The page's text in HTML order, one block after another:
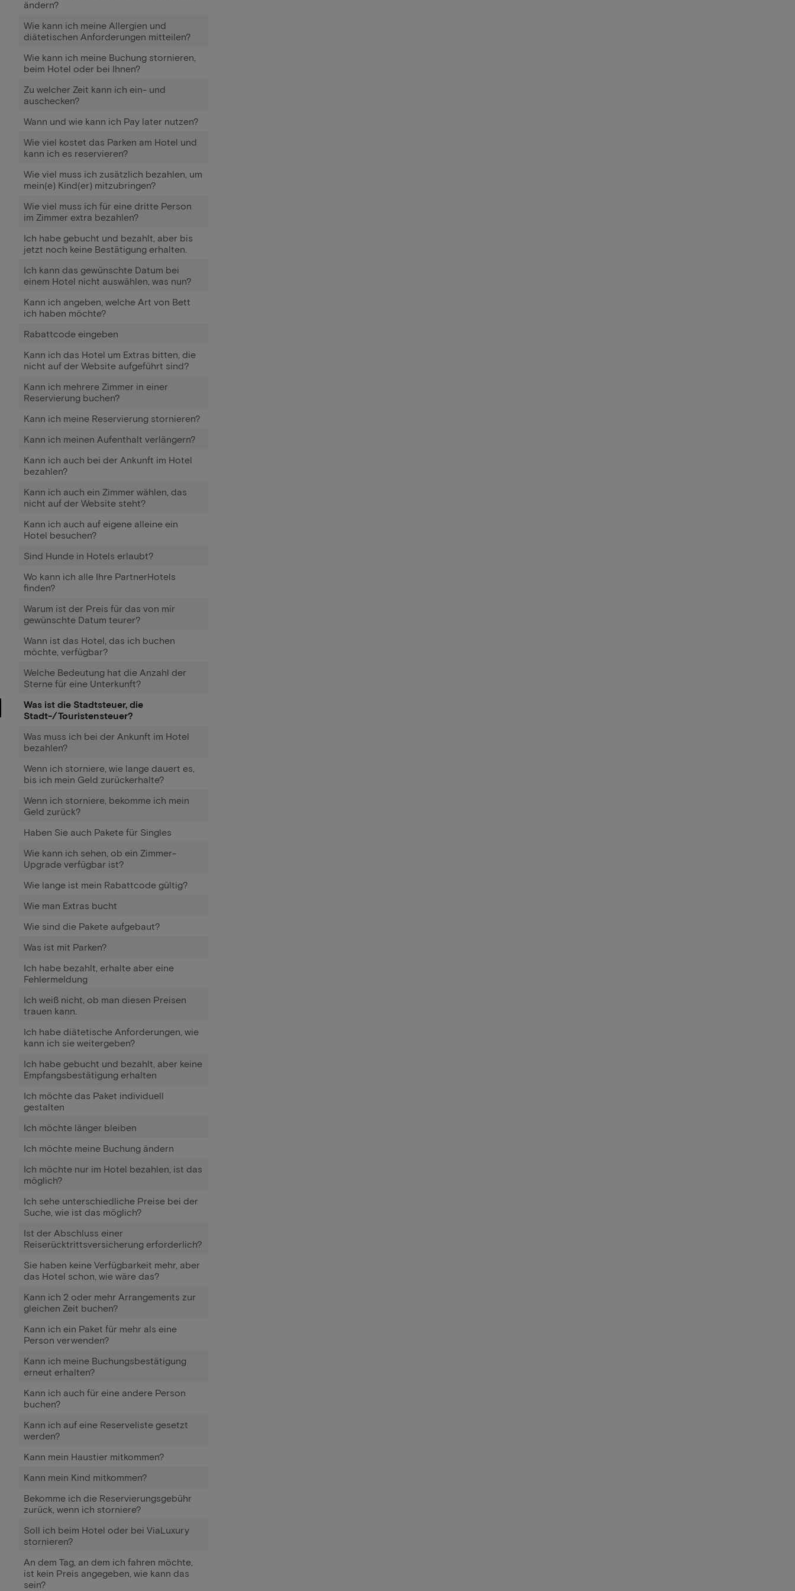
ändern?
Wie kann ich meine Allergien und
diätetischen Anforderungen mitteilen?
Wie kann ich meine Buchung stornieren,
beim Hotel oder bei Ihnen?
Zu welcher Zeit kann ich ein- und
auschecken?
Wann und wie kann ich Pay later nutzen?
Wie viel kostet das Parken am Hotel und
kann ich es reservieren?
Wie viel muss ich zusätzlich bezahlen, um
mein(e) Kind(er) mitzubringen?
Wie viel muss ich für eine dritte Person
im Zimmer extra bezahlen?
Ich habe gebucht und bezahlt, aber bis
jetzt noch keine Bestätigung erhalten.
Ich kann das gewünschte Datum bei
einem Hotel nicht auswählen, was nun?
Kann ich angeben, welche Art von Bett
ich haben möchte?
Rabattcode eingeben
Kann ich das Hotel um Extras bitten, die
nicht auf der Website aufgeführt sind?
Kann ich mehrere Zimmer in einer
Reservierung buchen?
Kann ich meine Reservierung stornieren?
Kann ich meinen Aufenthalt verlängern?
Kann ich auch bei der Ankunft im Hotel
bezahlen?
Kann ich auch ein Zimmer wählen, das
nicht auf der Website steht?
Kann ich auch auf eigene alleine ein
Hotel besuchen?
Sind Hunde in Hotels erlaubt?
Wo kann ich alle Ihre PartnerHotels
finden?
Warum ist der Preis für das von mir
gewünschte Datum teurer?
Wann ist das Hotel, das ich buchen
möchte, verfügbar?
Welche Bedeutung hat die Anzahl der
Sterne für eine Unterkunft?
Was ist die Stadtsteuer, die
Stadt-/Touristensteuer?
Was muss ich bei der Ankunft im Hotel
bezahlen?
Wenn ich storniere, wie lange dauert es,
bis ich mein Geld zurückerhalte?
Wenn ich storniere, bekomme ich mein
Geld zurück?
Haben Sie auch Pakete für Singles
Wie kann ich sehen, ob ein Zimmer-
Upgrade verfügbar ist?
Wie lange ist mein Rabattcode gültig?
Wie man Extras bucht
Wie sind die Pakete aufgebaut?
Was ist mit Parken?
Ich habe bezahlt, erhalte aber eine
Fehlermeldung
Ich weiß nicht, ob man diesen Preisen
trauen kann.
Ich habe diätetische Anforderungen, wie
kann ich sie weitergeben?
Ich habe gebucht und bezahlt, aber keine
Empfangsbestätigung erhalten
Ich möchte das Paket individuell
gestalten
Ich möchte länger bleiben
Ich möchte meine Buchung ändern
Ich möchte nur im Hotel bezahlen, ist das
möglich?
Ich sehe unterschiedliche Preise bei der
Suche, wie ist das möglich?
Ist der Abschluss einer
Reiserücktrittsversicherung erforderlich?
Sie haben keine Verfügbarkeit mehr, aber
das Hotel schon, wie wäre das?
Kann ich 2 oder mehr Arrangements zur
gleichen Zeit buchen?
Kann ich ein Paket für mehr als eine
Person verwenden?
Kann ich meine Buchungsbestätigung
erneut erhalten?
Kann ich auch für eine andere Person
buchen?
Kann ich auf eine Reserveliste gesetzt
werden?
Kann mein Haustier mitkommen?
Kann mein Kind mitkommen?
Bekomme ich die Reservierungsgebühr
zurück, wenn ich storniere?
Soll ich beim Hotel oder bei ViaLuxury
stornieren?
An dem Tag, an dem ich fahren möchte,
ist kein Preis angegeben, wie kann das
sein?